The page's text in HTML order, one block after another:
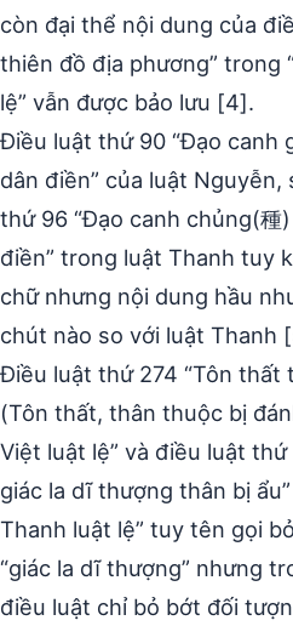
còn đại thể nội dung của
thiên đồ địa phương” trong
lệ” vẫn được bảo lưu [4].
Điều luật thứ 90 “Đạo canh
dân điền” của luật Nguyễn,
thứ 96 “Đạo canh chủng(種
điền” trong luật Thanh tuy
chữ nhưng nội dung hầu
chút nào so với luật Thanh
Điều luật thứ 274 “Tôn thất
(Tôn thất, thân thuộc bị
Việt luật lệ” và điều luật
giác la dĩ thượng thân bị
Thanh luật lệ” tuy tên gọi
“giác la dĩ thượng” nhưng
điều luật chỉ bỏ bớt đối